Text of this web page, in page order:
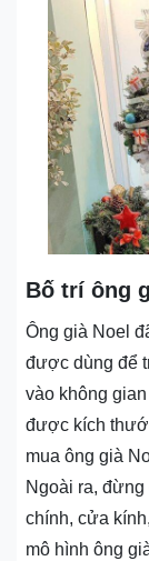
Bố trí ông
Ông già Noel
được dùng để
vào không
được kích
mua ông già
Ngoài ra,
chính, cửa
mô hình ông